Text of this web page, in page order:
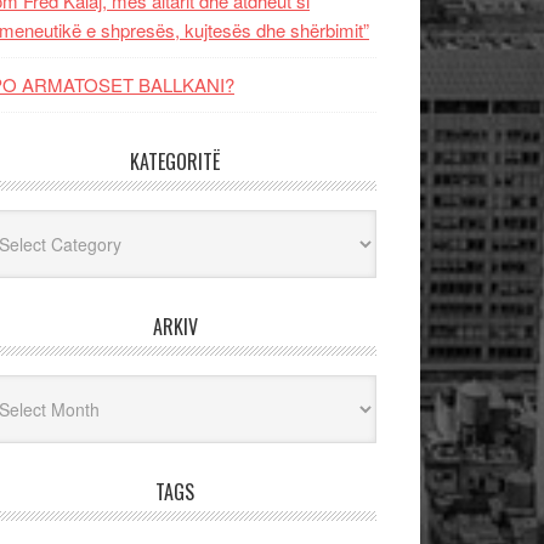
e shpresës, kujtesës dhe shërbimit”
ARMATOSET BALLKANI?
KATEGORITË
ARKIV
TAGS